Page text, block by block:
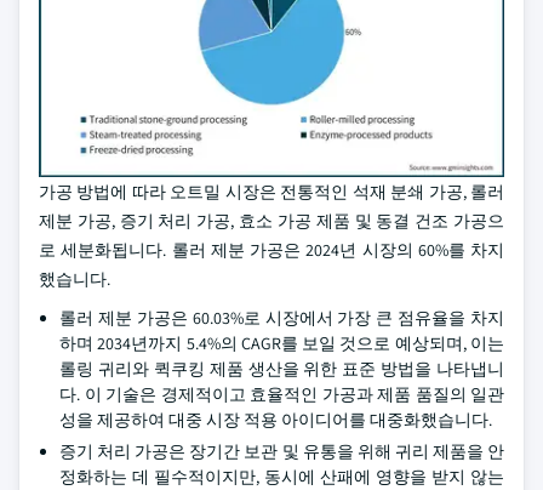
가공 방법에 따라 오트밀 시장은 전통적인 석재 분쇄 가공, 롤러
제분 가공, 증기 처리 가공, 효소 가공 제품 및 동결 건조 가공으
로 세분화됩니다. 롤러 제분 가공은 2024년 시장의 60%를 차지
했습니다.
롤러 제분 가공은 60.03%로 시장에서 가장 큰 점유율을 차지
하며 2034년까지 5.4%의 CAGR를 보일 것으로 예상되며, 이는
롤링 귀리와 퀵쿠킹 제품 생산을 위한 표준 방법을 나타냅니
다. 이 기술은 경제적이고 효율적인 가공과 제품 품질의 일관
성을 제공하여 대중 시장 적용 아이디어를 대중화했습니다.
증기 처리 가공은 장기간 보관 및 유통을 위해 귀리 제품을 안
정화하는 데 필수적이지만, 동시에 산패에 영향을 받지 않는